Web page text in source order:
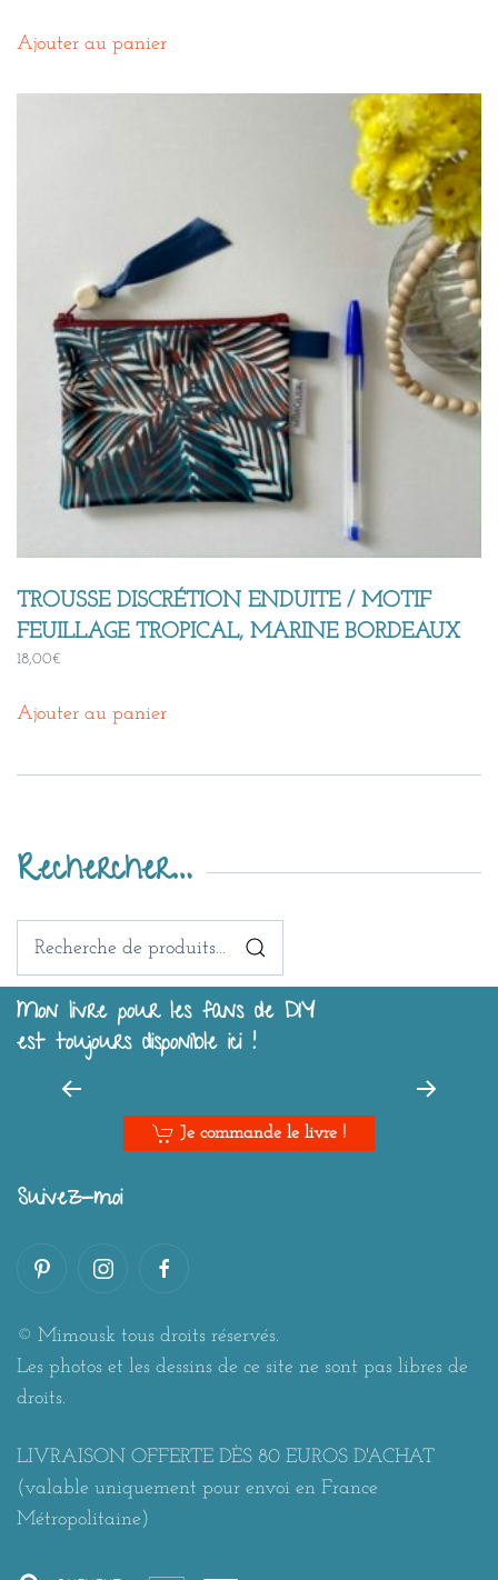
Ajouter au panier
TROUSSE DISCRÉTION ENDUITE / MOTIF
FEUILLAGE TROPICAL, MARINE BORDEAUX
18,00€
Ajouter au panier
Rechercher…
Recherche
Mon livre pour les fans de DIY
est toujours disponible ici !
Je commande le livre !
Suivez-moi
© Mimousk tous droits réservés.
Les photos et les dessins de ce site ne sont pas libres de
droits.
LIVRAISON OFFERTE DÈS 80 EUROS D'ACHAT
(valable uniquement pour envoi en France
Métropolitaine)